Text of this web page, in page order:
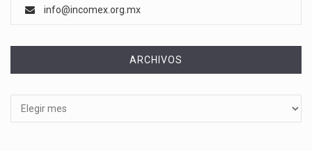
info@incomex.org.mx
ARCHIVOS